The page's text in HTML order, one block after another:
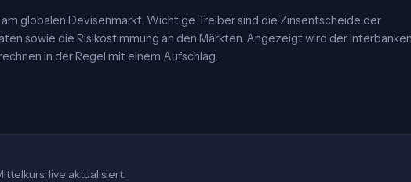
globalen Devisenmarkt. Wichtige Treiber sind die Zinsentscheide der
sowie die Risikostimmung an den Märkten. Angezeigt wird der
in der Regel mit einem Aufschlag.
live aktualisiert.